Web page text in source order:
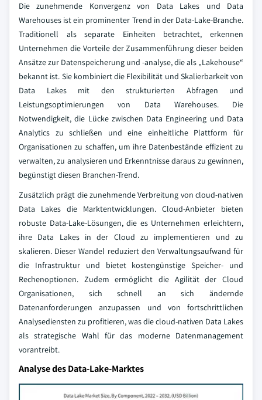
Die zunehmende Konvergenz von Data Lakes und Data
Warehouses ist ein prominenter Trend in der Data-Lake-Branche.
Traditionell als separate Einheiten betrachtet, erkennen
Unternehmen die Vorteile der Zusammenführung dieser beiden
Ansätze zur Datenspeicherung und -analyse, die als „Lakehouse“
bekannt ist. Sie kombiniert die Flexibilität und Skalierbarkeit von
Data Lakes mit den strukturierten Abfragen und
Leistungsoptimierungen von Data Warehouses. Die
Notwendigkeit, die Lücke zwischen Data Engineering und Data
Analytics zu schließen und eine einheitliche Plattform für
Organisationen zu schaffen, um ihre Datenbestände effizient zu
verwalten, zu analysieren und Erkenntnisse daraus zu gewinnen,
begünstigt diesen Branchen-Trend.
Zusätzlich prägt die zunehmende Verbreitung von cloud-nativen
Data Lakes die Marktentwicklungen. Cloud-Anbieter bieten
robuste Data-Lake-Lösungen, die es Unternehmen erleichtern,
ihre Data Lakes in der Cloud zu implementieren und zu
skalieren. Dieser Wandel reduziert den Verwaltungsaufwand für
die Infrastruktur und bietet kostengünstige Speicher- und
Rechenoptionen. Zudem ermöglicht die Agilität der Cloud
Organisationen, sich schnell an sich ändernde
Datenanforderungen anzupassen und von fortschrittlichen
Analysediensten zu profitieren, was die cloud-nativen Data Lakes
als strategische Wahl für das moderne Datenmanagement
vorantreibt.
Analyse des Data-Lake-Marktes